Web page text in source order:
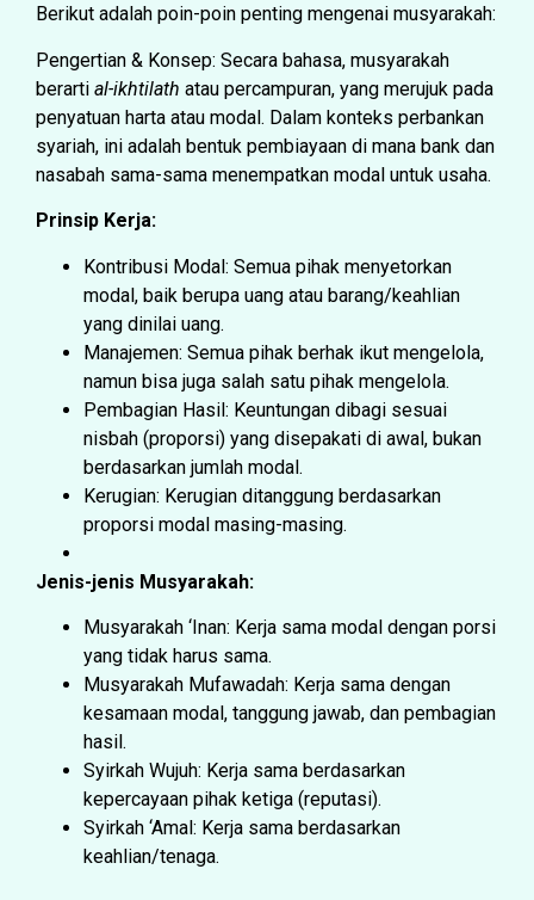
Berikut adalah poin-poin penting mengenai musyarakah:
Pengertian & Konsep: Secara bahasa, musyarakah
berarti al-ikhtilath atau percampuran, yang merujuk pada
penyatuan harta atau modal. Dalam konteks perbankan
syariah, ini adalah bentuk pembiayaan di mana bank dan
nasabah sama-sama menempatkan modal untuk usaha.
Prinsip Kerja:
Kontribusi Modal: Semua pihak menyetorkan
modal, baik berupa uang atau barang/keahlian
yang dinilai uang.
Manajemen: Semua pihak berhak ikut mengelola,
namun bisa juga salah satu pihak mengelola.
Pembagian Hasil: Keuntungan dibagi sesuai
nisbah (proporsi) yang disepakati di awal, bukan
berdasarkan jumlah modal.
Kerugian: Kerugian ditanggung berdasarkan
proporsi modal masing-masing.
Jenis-jenis Musyarakah:
Musyarakah ‘Inan: Kerja sama modal dengan porsi
yang tidak harus sama.
Musyarakah Mufawadah: Kerja sama dengan
kesamaan modal, tanggung jawab, dan pembagian
hasil.
Syirkah Wujuh: Kerja sama berdasarkan
kepercayaan pihak ketiga (reputasi).
Syirkah ‘Amal: Kerja sama berdasarkan
keahlian/tenaga.